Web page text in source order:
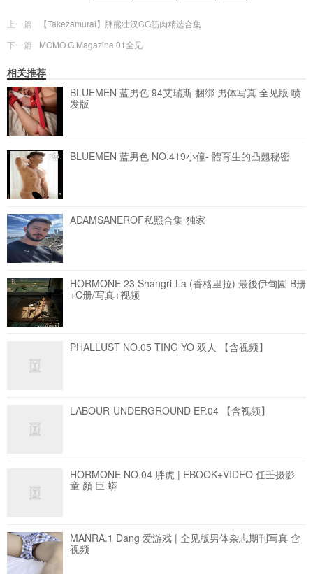
上一篇
【Takezamurai】胖熊壮汉CG筋肉精选合集
下一篇
MOMO G Magazine 01全见
相关推荐
BLUEMEN 蓝男色 94艾瑞斯 捆绑 男体写真 全见版 喷
发版
BLUEMEN 蓝男色 NO.419小僮- 體育生的凸翹秘密
ADAMSANEROF私照合集 独家
HORMONE 23 Shangri-La (香格里拉) 最後伊甸園 B册
+C册/写真+视频
PHALLUST NO.05 TING YO 双人 【含视频】
LABOUR-UNDERGROUND EP.04 【含视频】
HORMONE NO.04 胖虎 | EBOOK+VIDEO 任壬摄影
童 顏 巨 蟒
MANRA.1 Dang 爱游戏 | 全见版男体杂志期刊写真 含
视频